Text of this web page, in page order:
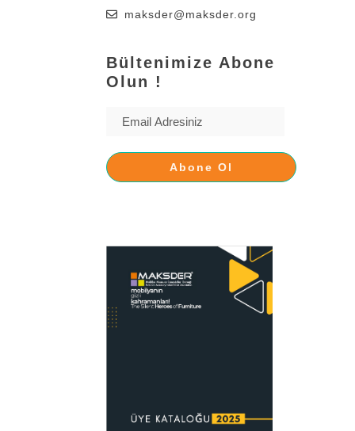
maksder@maksder.org
Bültenimize Abone
Olun !